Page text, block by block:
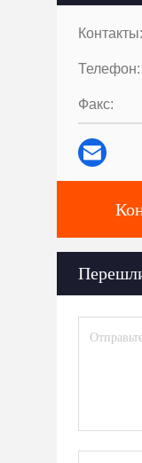
Контакты:
Телефон:
Факс: